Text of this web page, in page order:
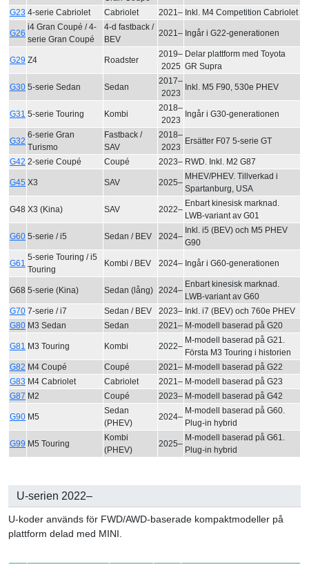
G23 4-serie Cabriolet Cabriolet 2021– Inkl. M4 Competition Cabriolet
G26
i4 Gran Coupé / 4-
serie Gran Coupé
4-d fastback /
BEV
2021– Ingår i G22-generationen
G29 Z4 Roadster
2019–
2025
Delar plattform med Toyota
GR Supra
G30 5-serie Sedan Sedan
2017–
2023
Inkl. M5 F90, 530e PHEV
G31 5-serie Touring Kombi
2018–
2023
Ingår i G30-generationen
G32
6-serie Gran
Turismo
Fastback /
SAV
2018–
2023
Ersätter F07 5-serie GT
G42 2-serie Coupé Coupé 2023– RWD. Inkl. M2 G87
G45 X3 SAV 2025–
MHEV/PHEV. Tillverkad i
Spartanburg, USA
G48 X3 (Kina) SAV 2022–
Enbart kinesisk marknad.
LWB-variant av G01
G60 5-serie / i5 Sedan / BEV 2024–
Inkl. i5 (BEV) och M5 PHEV
G90
G61
5-serie Touring / i5
Touring
Kombi / BEV 2024– Ingår i G60-generationen
G68 5-serie (Kina) Sedan (lång) 2024–
Enbart kinesisk marknad.
LWB-variant av G60
G70 7-serie / i7 Sedan / BEV 2023– Inkl. i7 (BEV) och 760e PHEV
G80 M3 Sedan Sedan 2021– M-modell baserad på G20
G81 M3 Touring Kombi 2022–
M-modell baserad på G21.
Första M3 Touring i historien
G82 M4 Coupé Coupé 2021– M-modell baserad på G22
G83 M4 Cabriolet Cabriolet 2021– M-modell baserad på G23
G87 M2 Coupé 2023– M-modell baserad på G42
G90 M5
Sedan
(PHEV)
2024–
M-modell baserad på G60.
Plug-in hybrid
G99 M5 Touring
Kombi
(PHEV)
2025–
M-modell baserad på G61.
Plug-in hybrid
U-serien 2022–
U-koder används för FWD/AWD-baserade kompaktmodeller på
plattform delad med MINI.